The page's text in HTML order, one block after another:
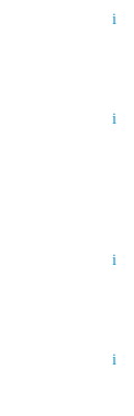
i
i
i
i